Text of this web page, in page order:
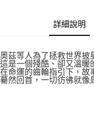
權轉讓予恩沛科技股份有限公
２．關於個人資料處理事宜，
https://aftee.tw/terms/#terms3
３．未成年的使用者請事先徵
４．使用「AFTEE先享後付
付款後7-11取貨
每筆NT$80，滿NT$500(
詳細說明
奧茲等人為了拯救世界披
這是一個殘酷、卻又溫暖
在命運的齒輪指引下，故
驀然回首，一切彷彿就